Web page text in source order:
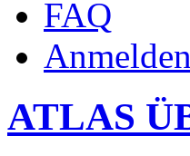
FAQ
Anmelden
ATLAS